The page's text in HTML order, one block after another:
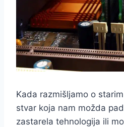
Kada razmišljamo o
stvar koja nam možda
zastarela tehnologija ili